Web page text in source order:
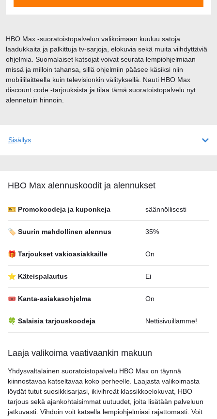
Sisällys
HBO Max alennuskoodit ja alennukset
🎫 Promokoodeja ja kuponkeja säännöllisesti
🏷️ Suurin mahdollinen alennus 35%
🎁 Tarjoukset vakioasiakkaille On
⭐ Käteispalautus Ei
🎟 Kanta-asiakasohjelma On
🍀 Salaisia tarjouskoodeja Nettisivuillamme!
Laaja valikoima vaativaankin makuun
Yhdysvaltalainen suoratoistopalvelu HBO Max on täynnä
kiinnostavaa katseltavaa koko perheelle. Laajasta valikoimasta
löydät tutut suosikkisarjasi, ikivihreät klassikkoelokuvat, HBO
tarjous sekä ajankohtaisimmat uutuudet, joita lisätään palveluun
jatkuvasti. Vihdoin voit katsella lempiohjelmiasi rajattomasti. Voit
HBO Max -suoratoistopalvelun valikoimaan kuuluu satoja
laadukkaita ja palkittuja tv-sarjoja, elokuvia sekä muita viihdyttäviä
ohjelmia. Suomalaiset katsojat voivat seurata lempiohjelmiaan
missä ja milloin tahansa, sillä ohjelmiin pääsee käsiksi niin
mobiililaitteella kuin televisionkin välityksellä. Nauti HBO Max
discount code -tarjouksista ja tilaa tämä suoratoistopalvelu nyt
alennetuin hinnoin.